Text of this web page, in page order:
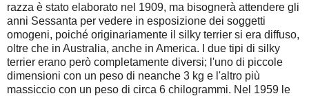
razza è stato elaborato nel 1909, ma bisognerà attendere gli
anni Sessanta per vedere in esposizione dei soggetti
omogeni, poiché originariamente il silky terrier si era diffuso,
oltre che in Australia, anche in America. I due tipi di silky
terrier erano però completamente diversi; l'uno di piccole
dimensioni con un peso di neanche 3 kg e l'altro più
massiccio con un peso di circa 6 chilogrammi. Nel 1959 le